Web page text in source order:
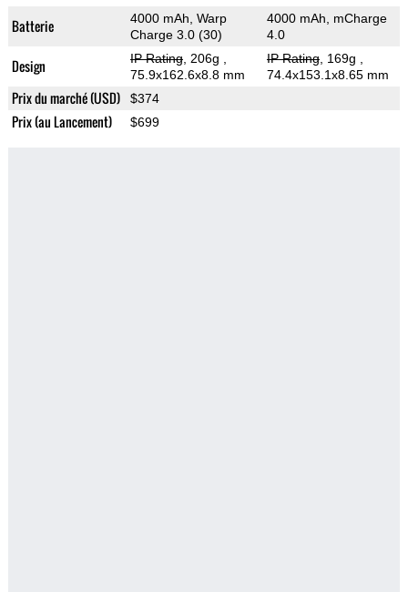
Batterie
4000 mAh, Warp
Charge 3.0 (30)
4000 mAh, mCharge
4.0
Design IP Rating, 206g
75.9x162.6x8.8 mm
IP Rating, 169g
74.4x153.1x8.65 mm
Prix du marché (USD) $374
Prix (au Lancement) $699